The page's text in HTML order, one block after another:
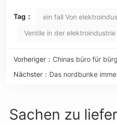
Tag：
ein fall Von
Ventile in der elektroindustrie
Vorheriger： Chinas büro für
Nächster： Das nordbunke
Sachen zu